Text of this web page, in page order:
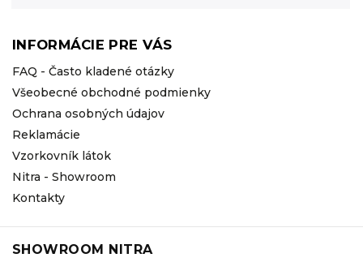
INFORMÁCIE PRE VÁS
FAQ - Často kladené otázky
Všeobecné obchodné podmienky
Ochrana osobných údajov
Reklamácie
Vzorkovník látok
Nitra - Showroom
Kontakty
SHOWROOM NITRA